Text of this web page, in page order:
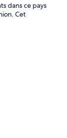
dans ce pays
Cet